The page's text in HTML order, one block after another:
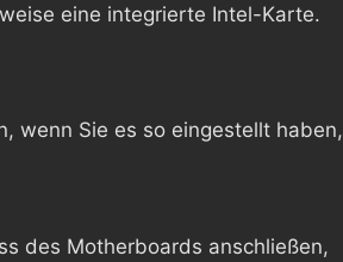
eine integrierte Intel-Karte.
wenn Sie es so eingestellt haben,
des Motherboards anschließen,